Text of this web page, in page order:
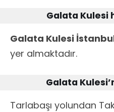
Galata Kulesi
Galata Kulesi
yer almaktadır.
Galata
Tarlabaşı yolundan